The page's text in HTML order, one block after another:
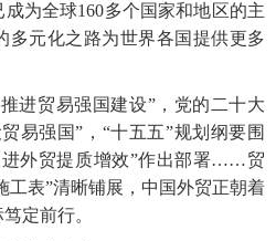
为全球160多个国家和地区的主
多元化之路为世界各国提供更多
进贸易强国建设”，党的二十大
易强国”，“十五五”规划纲要围
进外贸提质增效”作出部署……贸
工表”清晰铺展，中国外贸正朝着
定前行。